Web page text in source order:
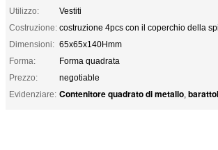
Utilizzo:
Vestiti
Costruzione: costruzione 4pcs con il coperchio della
Dimensioni: 65x65x140Hmm
Forma:
Forma quadrata
Prezzo:
negotiable
Evidenziare: Contenitore quadrato di metallo,